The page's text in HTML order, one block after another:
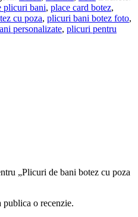
plicuri bani, place card botez,
cu poza, plicuri bani botez foto,
personalizate, plicuri pentru
„Plicuri de bani botez cu poza
publica o recenzie.